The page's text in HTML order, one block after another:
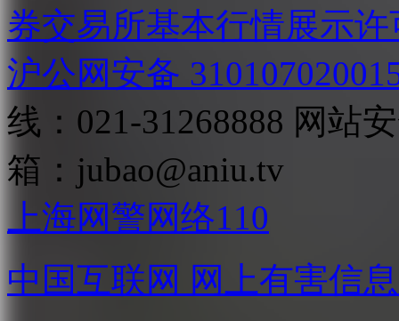
券交易所基本行情展示许
沪公网安备
线：021-31268888 网站
箱： jubao@aniu.tv
上海网警网络110
中国互联网 网上有害信